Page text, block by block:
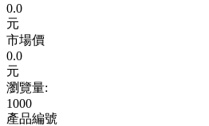
0.0
元
市場價
0.0
元
瀏覽量:
1000
產品編號